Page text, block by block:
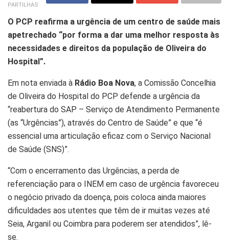
PARTILHAS
O PCP reafirma a urgência de um centro de saúde mais
apetrechado “por forma a dar uma melhor resposta às
necessidades e direitos da população de Oliveira do
Hospital”.
Em nota enviada à Rádio Boa Nova, a Comissão Concelhia
de Oliveira do Hospital do PCP defende a urgência da
“reabertura do SAP – Serviço de Atendimento Permanente
(as “Urgências”), através do Centro de Saúde” e que “é
essencial uma articulação eficaz com o Serviço Nacional
de Saúde (SNS)”.
“Com o encerramento das Urgências, a perda de
referenciação para o INEM em caso de urgência favoreceu
o negócio privado da doença, pois coloca ainda maiores
dificuldades aos utentes que têm de ir muitas vezes até
Seia, Arganil ou Coimbra para poderem ser atendidos”, lê-
se.